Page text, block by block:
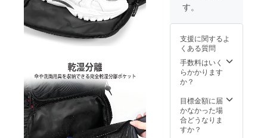
ます。
す。
支援に関するよ
くある質問
手数料はいく
らかかります
か？
目標金額に届
かなかった場
合どうなりま
すか？